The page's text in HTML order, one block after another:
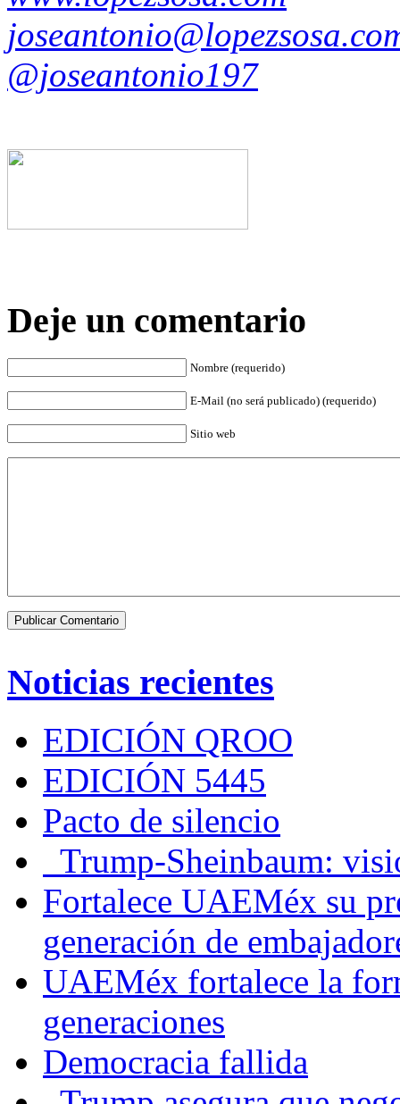
@joseantonio197
Deje un comentario
Nombre (requerido)
E-Mail (no será publicado) (requerido)
Sitio web
Noticias recientes
EDICIÓN QROO
EDICIÓN 5445
Pacto de silencio
Trump-Sheinbaum:
Fortalece UAEMéx su
generación de
UAEMéx fortalece la
generaciones
Democracia fallida